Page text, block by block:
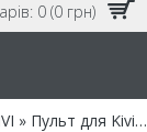
0 (0 грн)
» Пульт для Kivi RC80 IR, RC18 без голосового керування